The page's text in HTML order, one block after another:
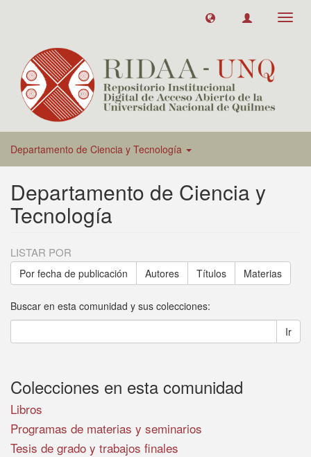
Departamento de Ciencia y Tecnología
Departamento de Ciencia y
Tecnología
LISTAR POR
Por fecha de publicación Autores Títulos Materias
Buscar en esta comunidad y sus colecciones:
Ir
Colecciones en esta comunidad
Libros
Programas de materias y seminarios
Tesis de grado y trabajos finales